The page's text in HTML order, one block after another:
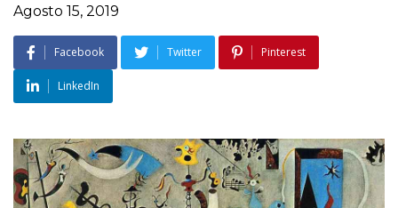
Agosto 15, 2019
Facebook Twitter Pinterest
LinkedIn